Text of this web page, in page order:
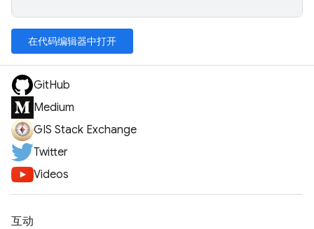
在代码编辑器中打开
GitHub
Medium
GIS Stack Exchange
Twitter
Videos
互动